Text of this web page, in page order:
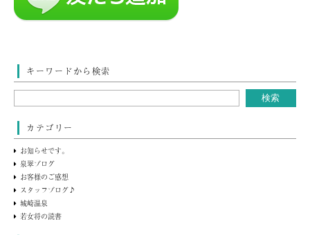
キーワードから検索
カテゴリー
お知らせです。
泉翠ブログ
お客様のご感想
スタッフブログ♪
城崎温泉
若女将の読書